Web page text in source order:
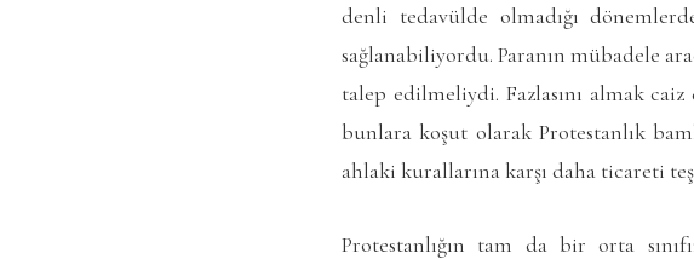
denli tedavülde olmadığı
sağlanabiliyordu. Paranın mübadele
talep edilmeliydi. Fazlasını almak
bunlara koşut olarak Protestanlık
ahlaki kurallarına karşı daha ticareti
Protestanlığın tam da bir orta